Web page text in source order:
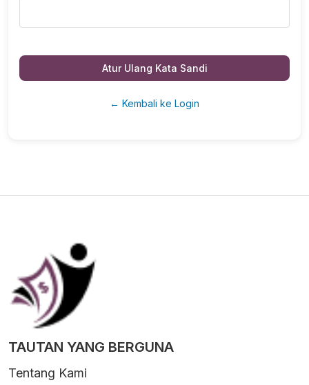
Atur Ulang Kata Sandi
← Kembali ke Login
TAUTAN YANG BERGUNA
Tentang Kami